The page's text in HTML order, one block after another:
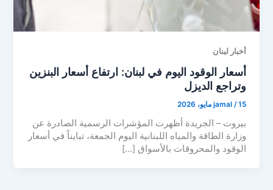
أخبار لبنان
أسعار الوقود اليوم في لبنان: ارتفاع أسعار البنزين
وتراجع الديزل
jamal /15 مايو، 2026
بيروت – الجريدة أظهرت المؤشرات الرسمية الصادرة عن
وزارة الطاقة والمياه اللبنانية اليوم الجمعة، تبايناً في أسعار
الوقود والمحروقات بالأسواق […]